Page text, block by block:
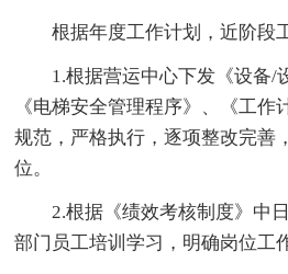
根据年度工作计划，近阶段工
1.根据营运中心下发《设备/设
《电梯安全管理程序》、《工作
规范，严格执行，逐项整改完善
位。
2.根据《绩效考核制度》中日
部门员工培训学习，明确岗位工